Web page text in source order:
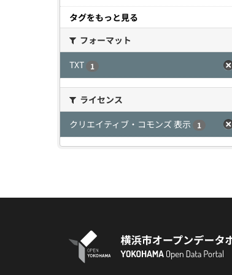
タグをもっと見る
フォーマット
TXT
1
ライセンス
クリエイティブ・コモンズ 表示
1